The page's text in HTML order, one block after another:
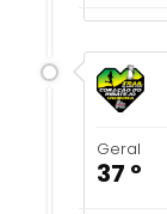
Geral
37 º